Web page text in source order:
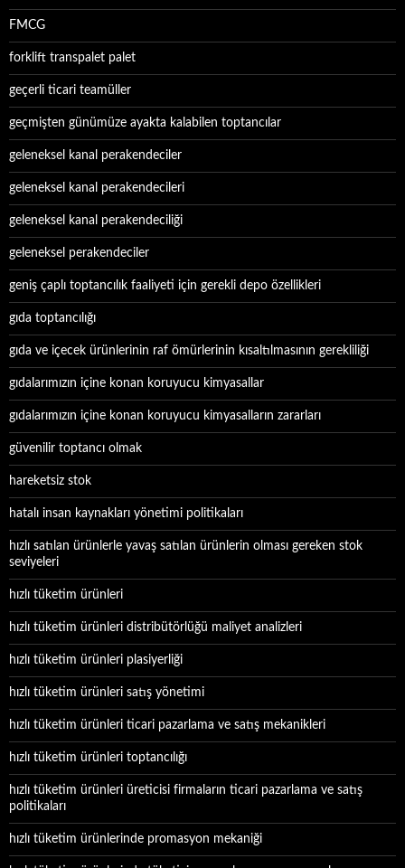
FMCG
forklift transpalet palet
geçerli ticari teamüller
geçmişten günümüze ayakta kalabilen toptancılar
geleneksel kanal perakendeciler
geleneksel kanal perakendecileri
geleneksel kanal perakendeciliği
geleneksel perakendeciler
geniş çaplı toptancılık faaliyeti için gerekli depo özellikleri
gıda toptancılığı
gıda ve içecek ürünlerinin raf ömürlerinin kısaltılmasının gerekliliği
gıdalarımızın içine konan koruyucu kimyasallar
gıdalarımızın içine konan koruyucu kimyasalların zararları
güvenilir toptancı olmak
hareketsiz stok
hatalı insan kaynakları yönetimi politikaları
hızlı satılan ürünlerle yavaş satılan ürünlerin olması gereken stok
seviyeleri
hızlı tüketim ürünleri
hızlı tüketim ürünleri distribütörlüğü maliyet analizleri
hızlı tüketim ürünleri plasiyerliği
hızlı tüketim ürünleri satış yönetimi
hızlı tüketim ürünleri ticari pazarlama ve satış mekanikleri
hızlı tüketim ürünleri toptancılığı
hızlı tüketim ürünleri üreticisi firmaların ticari pazarlama ve satış
politikaları
hızlı tüketim ürünlerinde promasyon mekaniği